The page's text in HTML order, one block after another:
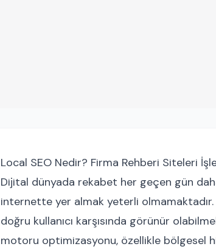
Local SEO Nedir? Firma Rehberi Siteleri
Dijital dünyada rekabet her geçen gün
internette yer almak yeterli
doğru kullanıcı karşısında görünür
motoru optimizasyonu, özellikle bölgesel